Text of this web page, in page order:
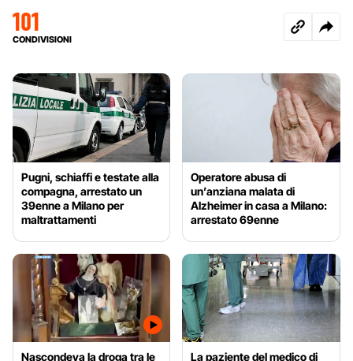
101
CONDIVISIONI
Pugni, schiaffi e testate alla
compagna, arrestato un
39enne a Milano per
maltrattamenti
Operatore abusa di
un’anziana malata di
Alzheimer in casa a Milano:
arrestato 69enne
Nascondeva la droga tra le
La paziente del medico di